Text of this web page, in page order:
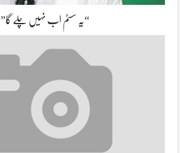
“یہ سسٹم اب نہیں چلے گا”